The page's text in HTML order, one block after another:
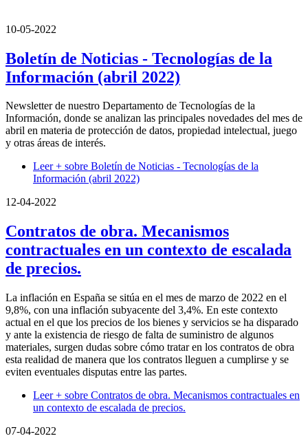
10-05-2022
Boletín de Noticias - Tecnologías de la
Información (abril 2022)
Newsletter de nuestro Departamento de Tecnologías de la
Información, donde se analizan las principales novedades del mes de
abril en materia de protección de datos, propiedad intelectual, juego
y otras áreas de interés.
Leer + sobre Boletín de Noticias - Tecnologías de la
Información (abril 2022)
12-04-2022
Contratos de obra. Mecanismos
contractuales en un contexto de escalada
de precios.
La inflación en España se sitúa en el mes de marzo de 2022 en el
9,8%, con una inflación subyacente del 3,4%. En este contexto
actual en el que los precios de los bienes y servicios se ha disparado
y ante la existencia de riesgo de falta de suministro de algunos
materiales, surgen dudas sobre cómo tratar en los contratos de obra
esta realidad de manera que los contratos lleguen a cumplirse y se
eviten eventuales disputas entre las partes.
Leer + sobre Contratos de obra. Mecanismos contractuales en
un contexto de escalada de precios.
07-04-2022